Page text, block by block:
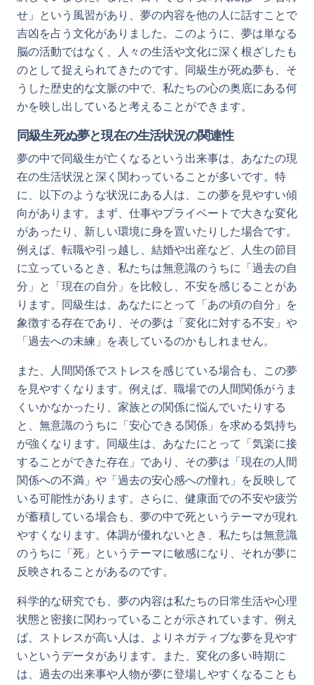
せ」という風習があり、夢の内容を他の人に話すことで
吉凶を占う文化がありました。このように、夢は単なる
脳の活動ではなく、人々の生活や文化に深く根ざしたも
のとして捉えられてきたのです。同級生が死ぬ夢も、そ
うした歴史的な文脈の中で、私たちの心の奥底にある何
かを映し出していると考えることができます。
同級生死ぬ夢と現在の生活状況の関連性
夢の中で同級生が亡くなるという出来事は、あなたの現
在の生活状況と深く関わっていることが多いです。特
に、以下のような状況にある人は、この夢を見やすい傾
向があります。まず、仕事やプライベートで大きな変化
があったり、新しい環境に身を置いたりした場合です。
例えば、転職や引っ越し、結婚や出産など、人生の節目
に立っているとき、私たちは無意識のうちに「過去の自
分」と「現在の自分」を比較し、不安を感じることがあ
ります。同級生は、あなたにとって「あの頃の自分」を
象徴する存在であり、その夢は「変化に対する不安」や
「過去への未練」を表しているのかもしれません。
また、人間関係でストレスを感じている場合も、この夢
を見やすくなります。例えば、職場での人間関係がうま
くいかなかったり、家族との関係に悩んでいたりする
と、無意識のうちに「安心できる関係」を求める気持ち
が強くなります。同級生は、あなたにとって「気楽に接
することができた存在」であり、その夢は「現在の人間
関係への不満」や「過去の安心感への憧れ」を反映して
いる可能性があります。さらに、健康面での不安や疲労
が蓄積している場合も、夢の中で死というテーマが現れ
やすくなります。体調が優れないとき、私たちは無意識
のうちに「死」というテーマに敏感になり、それが夢に
反映されることがあるのです。
科学的な研究でも、夢の内容は私たちの日常生活や心理
状態と密接に関わっていることが示されています。例え
ば、ストレスが高い人は、よりネガティブな夢を見やす
いというデータがあります。また、変化の多い時期に
は、過去の出来事や人物が夢に登場しやすくなることも